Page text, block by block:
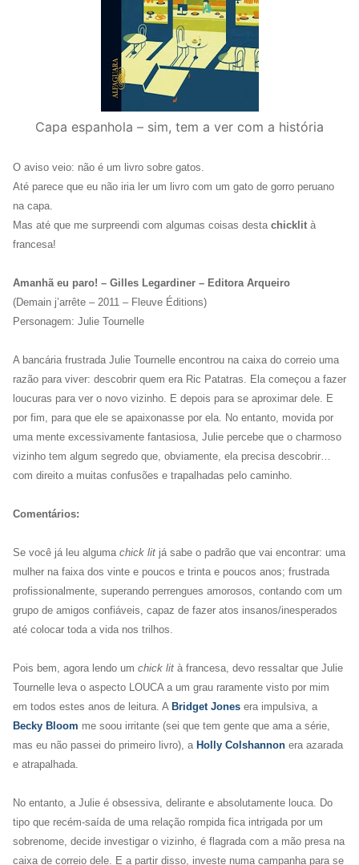
Capa espanhola – sim, tem a ver com a história
O aviso veio: não é um livro sobre gatos.
Até parece que eu não iria ler um livro com um gato de gorro peruano
na capa.
Mas até que me surpreendi com algumas coisas desta chicklit à
francesa!
Amanhã eu paro! – Gilles Legardiner – Editora Arqueiro
(Demain j’arrête – 2011 – Fleuve Éditions)
Personagem: Julie Tournelle
A bancária frustrada Julie Tournelle encontrou na caixa do correio uma
razão para viver: descobrir quem era Ric Patatras. Ela começou a fazer
loucuras para ver o novo vizinho. E depois para se aproximar dele. E
por fim, para que ele se apaixonasse por ela. No entanto, movida por
uma mente excessivamente fantasiosa, Julie percebe que o charmoso
vizinho tem algum segredo que, obviamente, ela precisa descobrir…
com direito a muitas confusões e trapalhadas pelo caminho.
Comentários:
Se você já leu alguma chick lit já sabe o padrão que vai encontrar: uma
mulher na faixa dos vinte e poucos e trinta e poucos anos; frustrada
profissionalmente, superando perrengues amorosos, contando com um
grupo de amigos confiáveis, capaz de fazer atos insanos/inesperados
até colocar toda a vida nos trilhos.
Pois bem, agora lendo um chick lit à francesa, devo ressaltar que Julie
Tournelle leva o aspecto LOUCA a um grau raramente visto por mim
em todos estes anos de leitura. A Bridget Jones era impulsiva, a
Becky Bloom me soou irritante (sei que tem gente que ama a série,
mas eu não passei do primeiro livro), a Holly Colshannon era azarada
e atrapalhada.
No entanto, a Julie é obsessiva, delirante e absolutamente louca. Do
tipo que recém-saída de uma relação rompida fica intrigada por um
sobrenome, decide investigar o vizinho, é flagrada com a mão presa na
caixa de correio dele. E a partir disso, investe numa campanha para se